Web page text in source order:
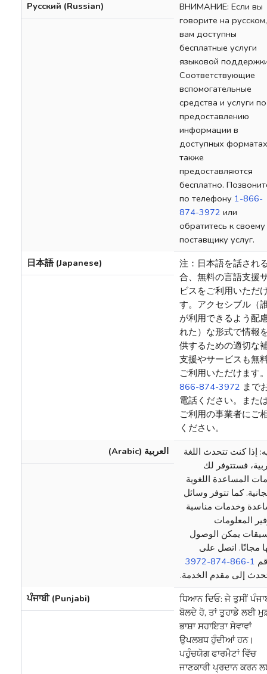
Русский (Russian)
ВНИМАНИЕ: Если вы
говорите на русском,
вам доступны
бесплатные услуги
языковой
Соответствующие
вспомогательные
средства и услуги по
предоставлению
информации в
доступных форматах
также
предоставляются
бесплатно.
по телефону 1-866-
874-3972 или
обратитесь к своему
поставщику услуг.
日本語 (Japanese)
注：日本語を話され
合、無料の言語支援
ビスをご利用いただ
す。アクセシブル（
が利用できるよう配
れた）な形式で情報
供するための適切な
支援やサービスも無
ご利用いただけます
866-874-3972 まで
電話ください。また
ご利用の事業者にご
ください。
العربية (Arabic)
إذا كنت تتحدث اللغة
فستتوفر لك
المساعدة اللغوية
كما تتوفر وسائل
وخدمات مناسبة
المعلومات
يمكن الوصول
مجانًا. اتصل على
1-866-874-3972
إلى مقدم الخدمة.
ਪੰਜਾਬੀ (Punjabi)
ਧਿਆਨ ਦਿਓ: ਜੇ ਤੁਸੀਂ
ਬੋਲਦੇ ਹੋ, ਤਾਂ ਤੁਹਾਡੇ ਲਈ
ਭਾਸ਼ਾ ਸਹਾਇਤਾ ਸੇਵਾਵਾਂ
ਉਪਲਬਧ ਹੁੰਦੀਆਂ ਹਨ।
ਪਹੁੰਚਯੋਗ ਫਾਰਮੈਟਾਂ ਵਿੱਚ
ਜਾਣਕਾਰੀ ਪ੍ਰਦਾਨ ਕਰਨ